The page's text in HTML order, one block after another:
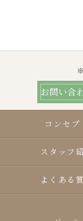
※
お問い合
コンセプ
スタッフ
よくある